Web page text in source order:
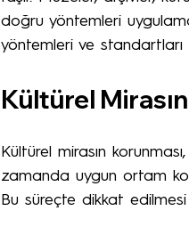
doğru yöntemleri
yöntemleri ve standartları
Kültürel
Kültürel mirasın
zamanda uygun ortam
Bu süreçte dikkat